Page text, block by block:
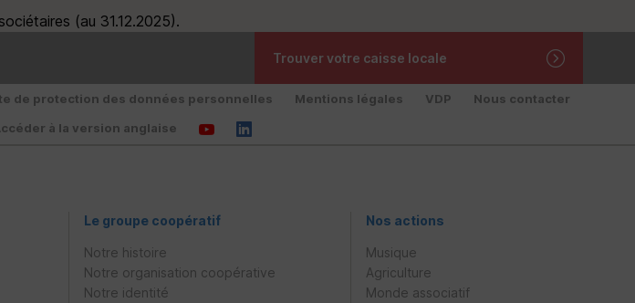
(au 31.12.2025).
Trouver votre caisse locale
de protection des données personnelles Mentions légales VDP
Nous contacter
à la version anglaise
Le groupe coopératif
Notre histoire
Notre organisation coopérative
Notre identité
Nos actions
Musique
Agriculture
Monde associatif